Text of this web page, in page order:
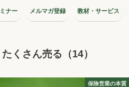
ナー メルマガ登録 教材・サービス
くさん売る（14）
保険営業の本質